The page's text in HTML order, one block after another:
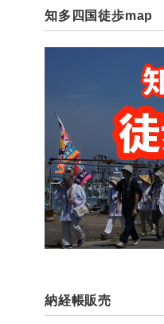
知多四国徒歩map
納経帳販売